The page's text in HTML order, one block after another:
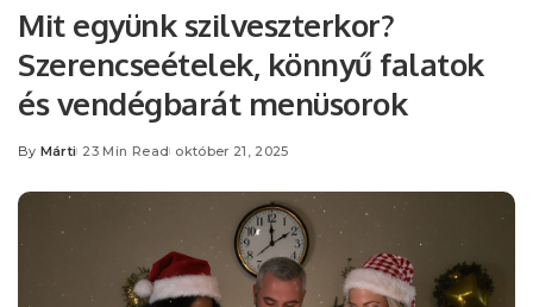
Mit együnk szilveszterkor?
Szerencseételek, könnyű falatok
és vendégbarát menüsorok
Posted
By Márti 23 Min Read október 21, 2025